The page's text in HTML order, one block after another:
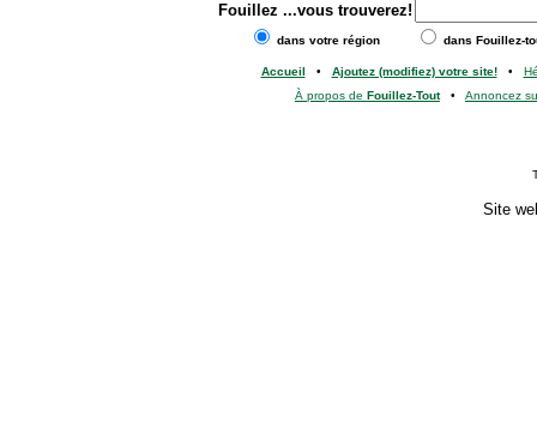
Fouillez ...vous trouverez!
dans votre région dans Fouillez-
Accueil • Ajoutez (modifiez) votre site!•
À propos de Fouillez-Tout• Annoncez
Site